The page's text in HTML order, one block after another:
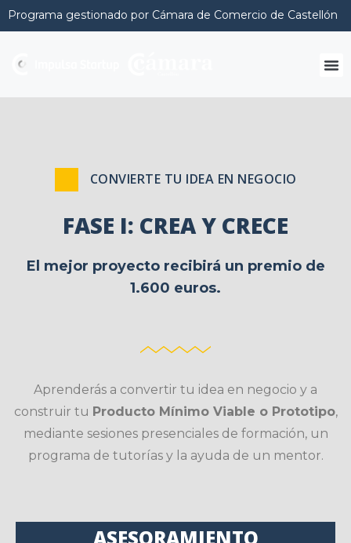
Programa gestionado por Cámara de Comercio de Castellón
CONVIERTE TU IDEA EN NEGOCIO
FASE I: CREA Y CRECE
El mejor proyecto recibirá un premio de
1.600 euros.
Aprenderás a convertir tu idea en negocio y a
construir tu Producto Mínimo Viable o Prototipo,
mediante sesiones presenciales de formación, un
programa de tutorías y la ayuda de un mentor.
ASESORAMIENTO